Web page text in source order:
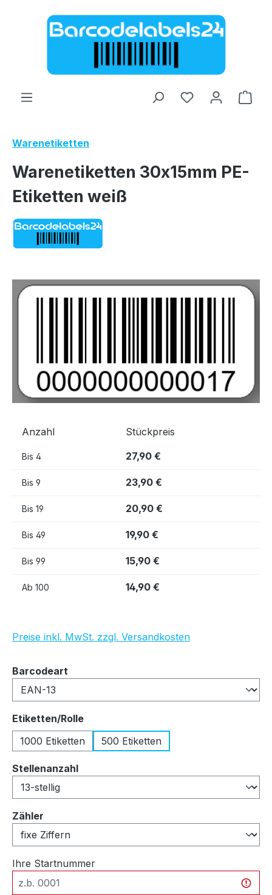
Zum Hauptinhalt springen
Warenetiketten
Warenetiketten 30x15mm PE-
Etiketten weiß
Bildergalerie überspringen
Anzahl Stückpreis
Bis 4 27,90 €
Bis 9 23,90 €
Bis 19 20,90 €
Bis 49 19,90 €
Bis 99 15,90 €
Ab 100 14,90 €
Preise inkl. MwSt. zzgl. Versandkosten
Barcodeart
Etiketten/Rolleauswählen
1000 Etiketten
500 Etiketten
Stellenanzahlauswählen
Zähler
Ihre Startnummer